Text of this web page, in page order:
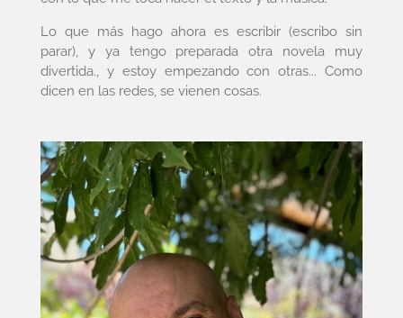
Lo que más hago ahora es escribir (escribo sin
parar), y ya tengo preparada otra novela muy
divertida., y estoy empezando con otras... Como
dicen en las redes, se vienen cosas.